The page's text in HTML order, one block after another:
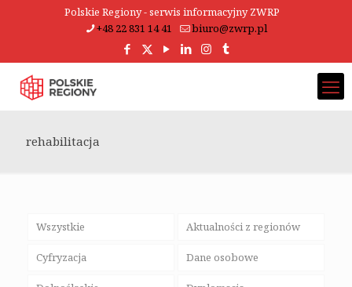
Polskie Regiony - serwis informacyjny ZWRP
+48 22 831 14 41
biuro@zwrp.pl
rehabilitacja
Wszystkie Aktualności z regionów
Cyfryzacja Dane osobowe